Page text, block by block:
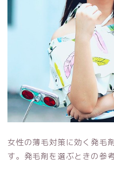
女性の薄毛対策に効く発毛
す。発毛剤を選ぶときの参